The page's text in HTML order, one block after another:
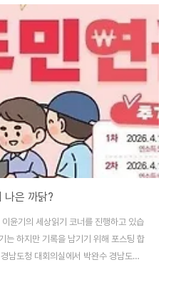
교해보고, 민주시민교육으로 정착시킬
습니다. 우리나라에서 청소년 모의투표
대통령 선거 때부터입니다. 당시 전국
선거 모의투표 선거인단으로 등록하였
나은 까닭?
윤기의 세상읽기 코너를 진행하고 있습
는 하지만 기록을 남기기 위해 포스팅 합
도청 대회의실에서 박완수 경남도지
석한 가운데 「경남도민연금 소통 간담